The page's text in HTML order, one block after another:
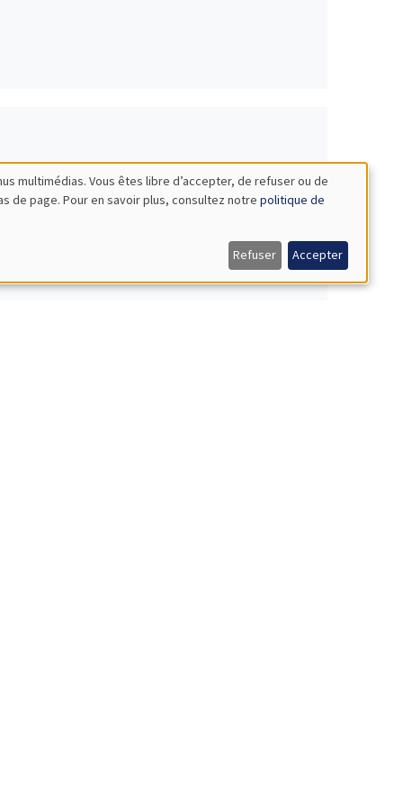
multimédias. Vous êtes libre d’accepter, de refuser ou de
de page. Pour en savoir plus, consultez notre politique de
Refuser Accepter